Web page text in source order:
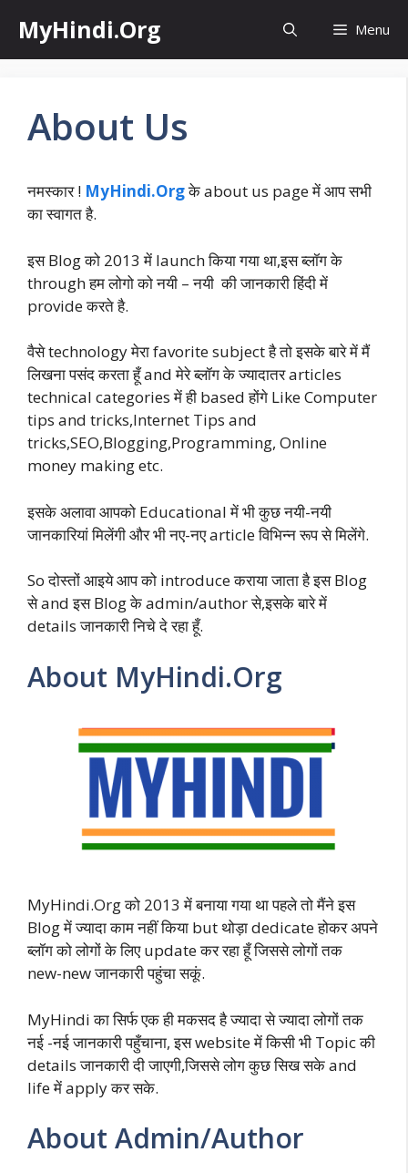
content
MyHindi.Org Menu
About Us
नमस्कार ! MyHindi.Orgके about us page में आप सभी
का स्वागत है.
इस Blog को 2013 में launch किया गया था,इस ब्लॉग के
through हम लोगो को नयी – नयी की जानकारी हिंदी में
provide करते है.
वैसे technology मेरा favorite subject है तो इसके बारे में मैं
लिखना पसंद करता हूँ and मेरे ब्लॉग के ज्यादातर articles
technical categories में ही based होंगे Like Computer
tips and tricks,Internet Tips and
tricks,SEO,Blogging,Programming, Online
money making etc.
इसके अलावा आपको Educational में भी कुछ नयी-नयी
जानकारियां मिलेंगी और भी नए-नए article विभिन्न रूप से मिलेंगे.
So दोस्तों आइये आप को introduce कराया जाता है इस Blog
से and इस Blog के admin/author से,इसके बारे में
details जानकारी निचे दे रहा हूँ.
About MyHindi.Org
MyHindi.Org को 2013 में बनाया गया था पहले तो मैंने इस
Blog में ज्यादा काम नहीं किया but थोड़ा dedicate होकर अपने
ब्लॉग को लोगों के लिए update कर रहा हूँ जिससे लोगों तक
new-new जानकारी पहुंचा सकूं.
MyHindi का सिर्फ एक ही मकसद है ज्यादा से ज्यादा लोगों तक
नई -नई जानकारी पहुँचाना, इस website में किसी भी Topic की
details जानकारी दी जाएगी,जिससे लोग कुछ सिख सके and
life में apply कर सके.
About Admin/Author